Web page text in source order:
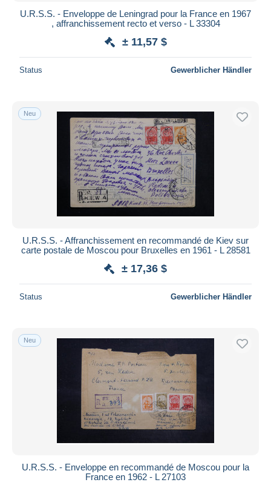
U.R.S.S. - Enveloppe de Leningrad pour la France en 1967
, affranchissement recto et verso - L 33304
± 11,57 $
Status Gewerblicher Händler
Neu
U.R.S.S. - Affranchissement en recommandé de Kiev sur
carte postale de Moscou pour Bruxelles en 1961 - L 28581
± 17,36 $
Status Gewerblicher Händler
Neu
U.R.S.S. - Enveloppe en recommandé de Moscou pour la
France en 1962 - L 27103